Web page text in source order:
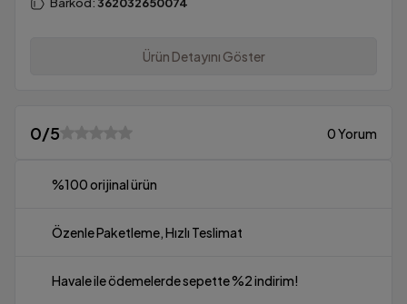
Ürün Detayını Göster
0/5 0 Yorum
%100 orijinal ürün
Özenle Paketleme, Hızlı Teslimat
Havale ile ödemelerde sepette %2 indirim!